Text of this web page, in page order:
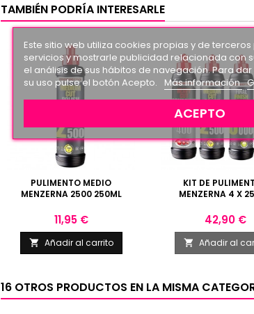
TAMBIÉN PODRÍA INTERESARLE
PULIMENTO MEDIO
MENZERNA 2500 250ML
Precio
11,95 €
 Añadir al carrito
KIT DE
MENZERNA 4 X
Precio
42,90 €
 Añadir al
16 OTROS PRODUCTOS EN LA MISMA
Este sitio web utiliza cookies propias y de
servicios y mostrarle publicidad relacionada con
el análisis de sus hábitos de navegación. Para
su uso pulse el botón Acepto.
Más información
ACEPTO